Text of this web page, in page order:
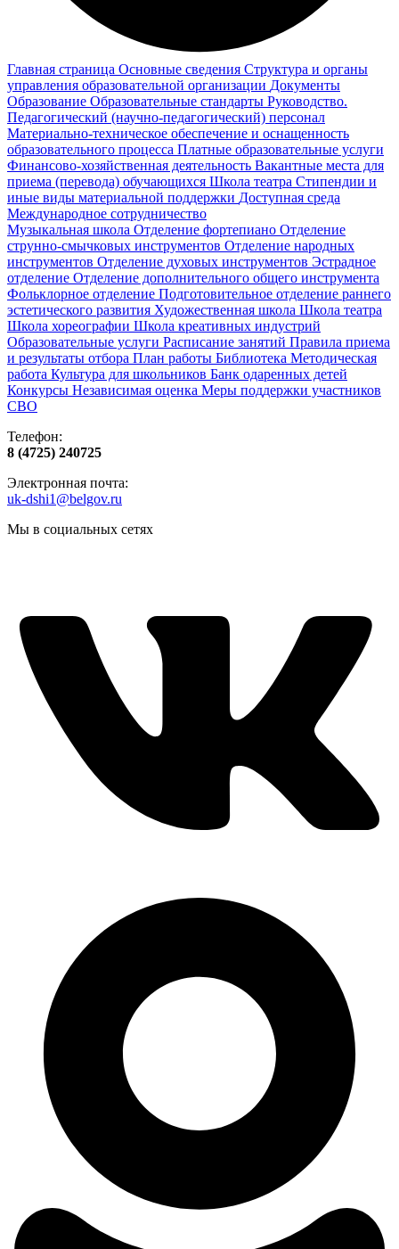
Главная страница Основные сведения Структура и органы
управления образовательной организации Документы
Образование Образовательные стандарты Руководство.
Педагогический (научно-педагогический) персонал
Материально-техническое обеспечение и оснащенность
образовательного процесса Платные образовательные услуги
Финансово-хозяйственная деятельность Вакантные места для
приема (перевода) обучающихся Школа театра Стипендии и
иные виды материальной поддержки Доступная среда
Международное сотрудничество
Музыкальная школа Отделение фортепиано Отделение
струнно-смычковых инструментов Отделение народных
инструментов Отделение духовых инструментов Эстрадное
отделение Отделение дополнительного общего инструмента
Фольклорное отделение Подготовительное отделение раннего
эстетического развития Художественная школа Школа‌‌‌‌ театра
Школа хореографии Школа креативных индустрий
Образовательные услуги Расписание занятий Правила приема
и результаты отбора План работы Библиотека Методическая
работа Культура для школьников Банк одаренных детей
Конкурсы Независимая оценка Меры поддержки участников
СВО
Телефон:
8 (4725) 240725
Электронная почта:
uk-dshi1@belgov.ru
Мы в социальных сетях